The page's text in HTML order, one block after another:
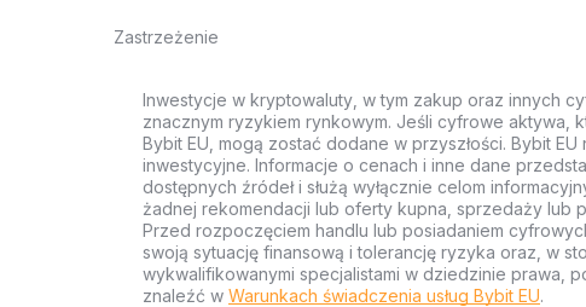
Zastrzeżenie
Inwestycje w kryptowaluty, w tym zakup oraz innych
znacznym ryzykiem rynkowym. Jeśli cyfrowe aktywa,
Bybit EU, mogą zostać dodane w przyszłości. Bybit
inwestycyjne. Informacje o cenach i inne dane
dostępnych źródeł i służą wyłącznie celom
żadnej rekomendacji lub oferty kupna, sprzedaży lub
Przed rozpoczęciem handlu lub posiadaniem
swoją sytuację finansową i tolerancję ryzyka oraz, w
wykwalifikowanymi specjalistami w dziedzinie prawa,
znaleźć w Warunkach świadczenia usług Bybit EU.